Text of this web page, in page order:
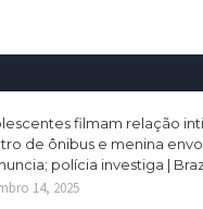
filmam relação
de ônibus e menina
polícia investiga |
14, 2025